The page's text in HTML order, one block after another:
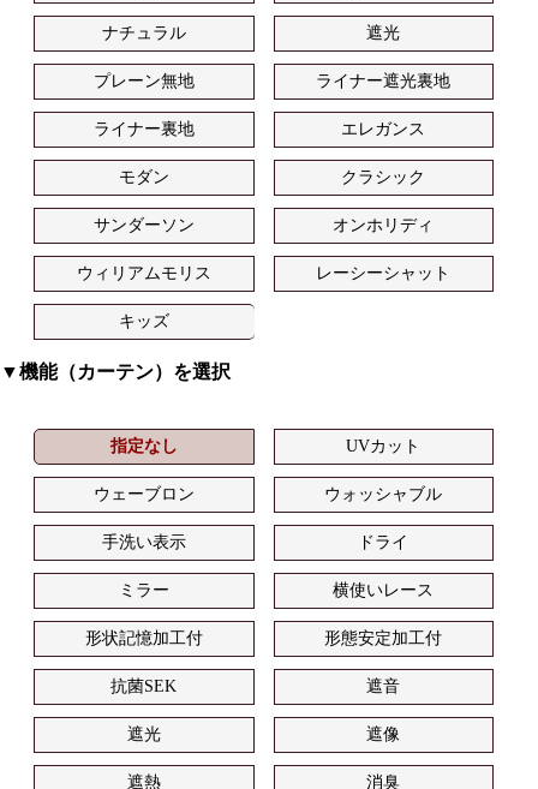
ナチュラル 遮光
プレーン無地 ライナー遮光裏地
ライナー裏地 エレガンス
モダン クラシック
サンダーソン オンホリディ
ウィリアムモリス レーシーシャット
キッズ
▼機能（カーテン）を選択
指定なし UVカット
ウェーブロン ウォッシャブル
手洗い表示 ドライ
ミラー 横使いレース
形状記憶加工付 形態安定加工付
抗菌SEK 遮音
遮光 遮像
遮熱 消臭